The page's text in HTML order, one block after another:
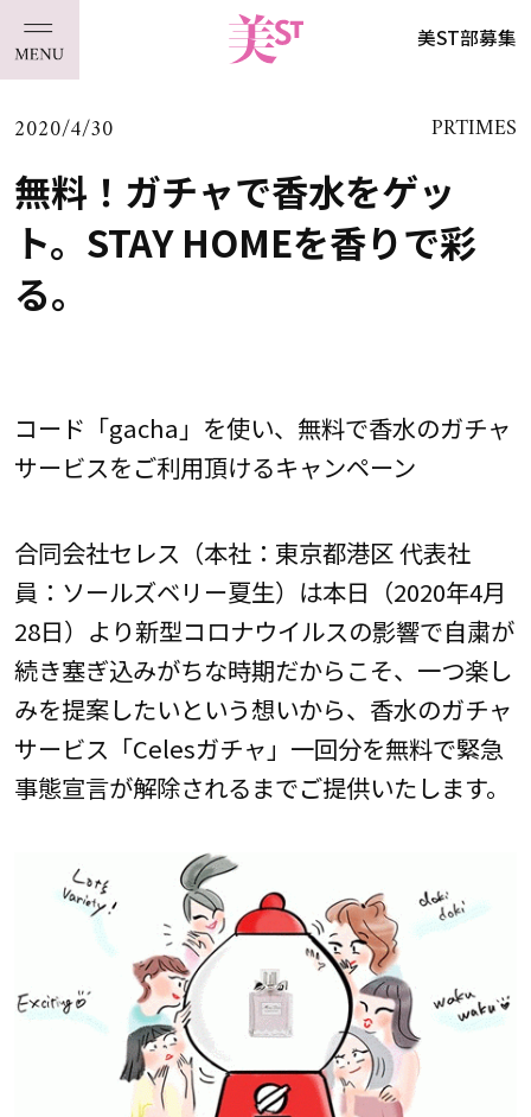
美ST部募集
2020/4/30 PRTIMES
無料！ガチャで香水をゲッ
ト。STAY HOMEを香りで彩
る。
コード「gacha」を使い、無料で香水のガチャ
サービスをご利用頂けるキャンペーン
合同会社セレス（本社：東京都港区 代表社
員：ソールズベリー夏生）は本日（2020年4月
28日）より新型コロナウイルスの影響で自粛が
続き塞ぎ込みがちな時期だからこそ、一つ楽し
みを提案したいという想いから、香水のガチャ
サービス「Celesガチャ」一回分を無料で緊急
事態宣言が解除されるまでご提供いたします。